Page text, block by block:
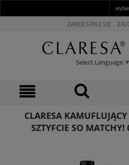
ZAREJESTRUJ SIĘ
Select Language ▼
CLARESA
SZTYFCIE SO